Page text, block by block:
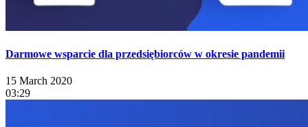
Darmowe wsparcie dla przedsiębiorców w okresie pandemii
15 March 2020
03:29